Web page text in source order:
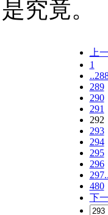
究竟。
上
1
289
290
291
292
293
294
295
296
480
下